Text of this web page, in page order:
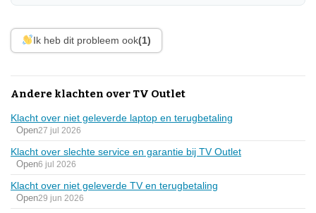
Ik heb dit probleem ook(1)
Andere klachten over TV Outlet
Klacht over niet geleverde laptop en terugbetaling
Open27 jul 2026
Klacht over slechte service en garantie bij TV Outlet
Open6 jul 2026
Klacht over niet geleverde TV en terugbetaling
Open29 jun 2026